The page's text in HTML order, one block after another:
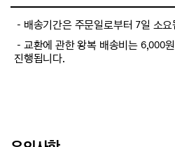
－배송기간은 주문일로부터 7일 소
－교환에 관한 왕복 배송비는 6,000
진행됩니다.